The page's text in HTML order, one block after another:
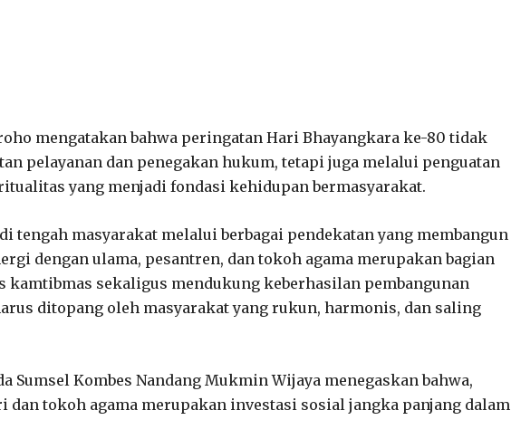
mengatakan bahwa peringatan Hari Bhayangkara ke-80 tidak
pelayanan dan penegakan hukum, tetapi juga melalui penguatan
yang menjadi fondasi kehidupan bermasyarakat.
tengah masyarakat melalui berbagai pendekatan yang membangun
dengan ulama, pesantren, dan tokoh agama merupakan bagian
kamtibmas sekaligus mendukung keberhasilan pembangunan
ditopang oleh masyarakat yang rukun, harmonis, dan saling
Sumsel Kombes Nandang Mukmin Wijaya menegaskan bahwa,
dan tokoh agama merupakan investasi sosial jangka panjang dalam